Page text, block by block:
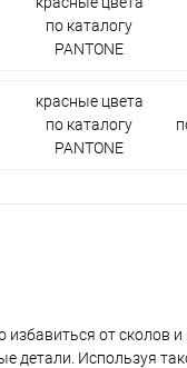
по каталогу
PANTONE
красные цвета
по каталогу
PANTONE
от сколов
детали. Используя